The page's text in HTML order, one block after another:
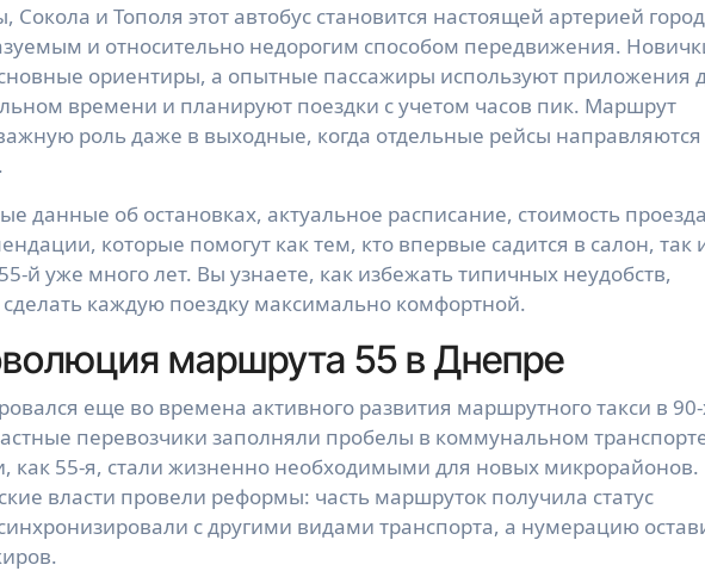
и Тополя этот автобус становится настоящей артерией
и относительно недорогим способом передвижения.
ориентиры, а опытные пассажиры используют приложения
времени и планируют поездки с учетом часов пик. Маршрут
роль даже в выходные, когда отдельные рейсы направляются
данные об остановках, актуальное расписание, стоимость
которые помогут как тем, кто впервые садится в салон, так
й уже много лет. Вы узнаете, как избежать типичных неудобств,
каждую поездку максимально комфортной.
маршрута 55 в Днепре
еще во времена активного развития маршрутного такси в
перевозчики заполняли пробелы в коммунальном
как 55-я, стали жизненно необходимыми для новых микрорайонов.
власти провели реформы: часть маршруток получила статус
с другими видами транспорта, а нумерацию